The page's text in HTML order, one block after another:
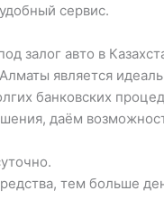
сервис.
залог авто в
является
банковских
даём
тем больше